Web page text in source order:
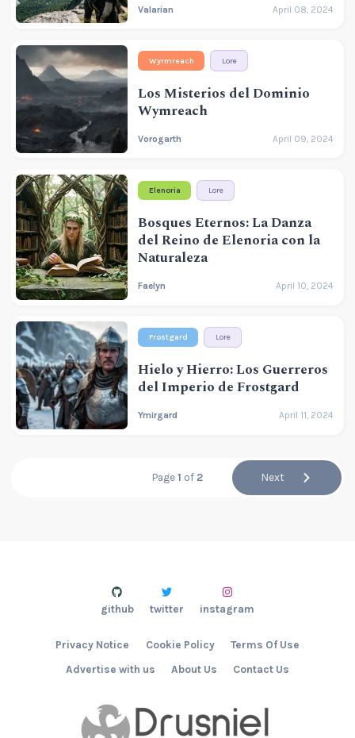
Valarian April 08, 2024
Wyrmreach Lore
Los Misterios del Dominio
Wymreach
Vorogarth April 09, 2024
Elenoria Lore
Bosques Eternos: La Danza
del Reino de Elenoria con la
Naturaleza
Faelyn April 10, 2024
Frostgard Lore
Hielo y Hierro: Los Guerreros
del Imperio de Frostgard
Ymirgard April 11, 2024
Page 1 of 2 Next
Advertise with us About Us Contact Us
Privacy Notice Cookie Policy Terms Of Use
github twitter instagram